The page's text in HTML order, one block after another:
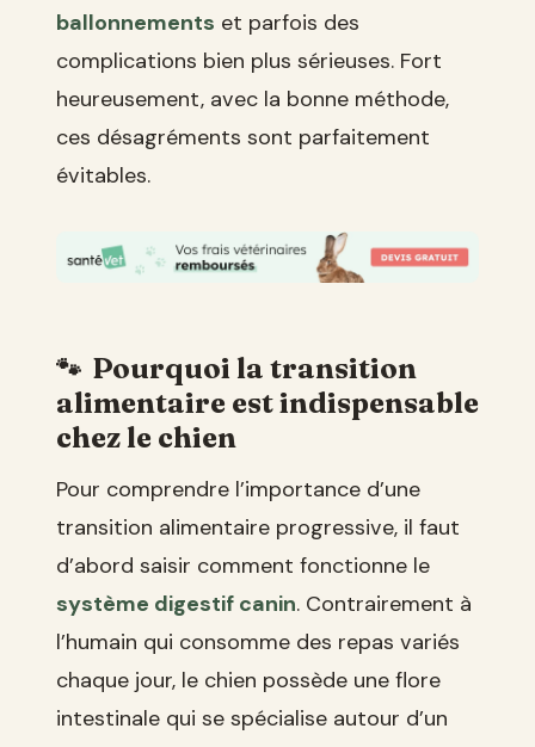
ballonnements et parfois des
complications bien plus sérieuses. Fort
heureusement, avec la bonne méthode,
ces désagréments sont parfaitement
évitables.
Pourquoi la transition
alimentaire est indispensable
chez le chien
Pour comprendre l’importance d’une
transition alimentaire progressive, il faut
d’abord saisir comment fonctionne le
système digestif canin. Contrairement à
l’humain qui consomme des repas variés
chaque jour, le chien possède une flore
intestinale qui se spécialise autour d’un